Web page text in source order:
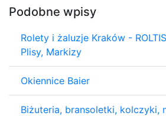
Podobne wpisy
Rolety i żaluzje Kraków -
Plisy, Markizy
Okiennice Baier
Biżuteria, bransoletki, kolczyki,